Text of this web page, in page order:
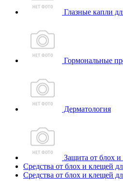
Глазные капли
Гормональные
Дерматология
Защита от блох
Средства от блох и клещей
Средства от блох и клещей